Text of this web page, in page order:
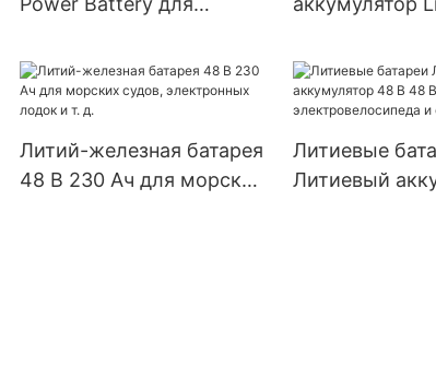
машины
фосфатный
60 В 20 Ач
Литий-железная батарея
48 В 230 Ач для морских
Литиевые
Литиевый